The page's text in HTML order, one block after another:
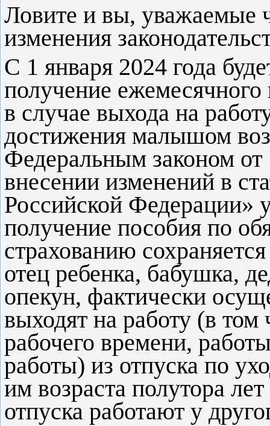
Ловите и вы, уважаемые
изменения
С 1 января 2024 года
получение
в случае выхода на
достижения малышом
Федеральным законом
внесении изменений в
Российской Федерации»
получение пособия по
страхованию
отец ребенка, бабушка,
опекун, фактически
выходят на работу (в том
рабочего времени,
работы) из отпуска по
им возраста полутора
отпуска работают у